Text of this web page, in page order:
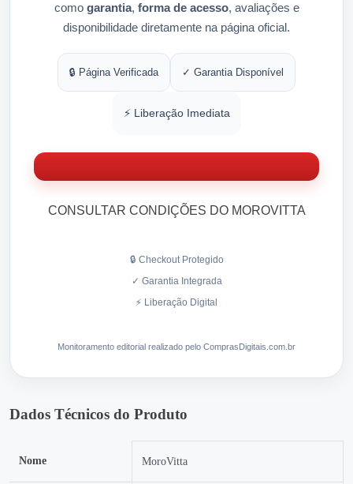
como garantia, forma de acesso, avaliações e
disponibilidade diretamente na página oficial.
🔒 Página Verificada ✓ Garantia Disponível
⚡ Liberação Imediata
CONSULTAR CONDIÇÕES DO MOROVITTA
🔒 Checkout Protegido
✓ Garantia Integrada
⚡ Liberação Digital
Monitoramento editorial realizado pelo ComprasDigitais.com.br
Dados Técnicos do Produto
Nome MoroVitta